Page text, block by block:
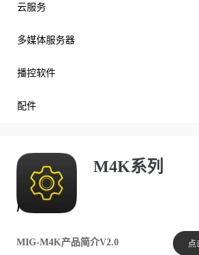
云服务
多媒体服务器
播控软件
配件
M4K系列
产品文档
MIG-M4K产品简介V2.0 点